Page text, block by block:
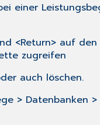
einer
<Return> auf den
zugreifen
auch löschen.
> Datenbanken